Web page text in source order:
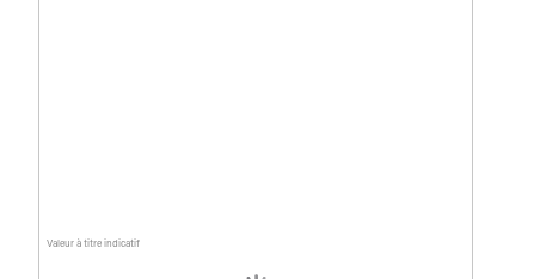
Valeur à titre indicatif